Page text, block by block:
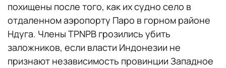
похищены после того, как их судно село в
отдаленном аэропорту Паро в горном районе
Ндуга. Члены TPNPB грозились убить
заложников, если власти Индонезии не
признают независимость провинции Западное